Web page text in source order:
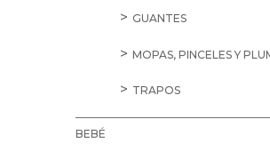
GUANTES
MOPAS, PINCELES Y
TRAPOS
BEBÉ